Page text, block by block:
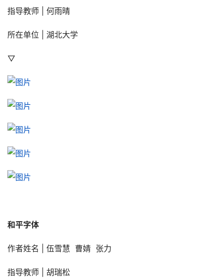
指导教师 | 何雨晴
所在单位 | 湖北大学
▽
和平字体
作者姓名 | 伍雪慧  曹婧  张力
指导教师 | 胡瑞松